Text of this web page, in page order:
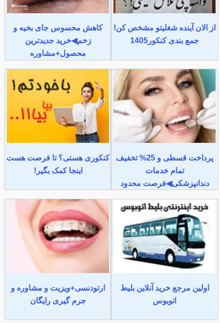
از الان آینده شغلیتو مشخص کن!
جمع بندی کنکور1405
کاهش محسوس جای بخیه و
زخم◀خرید جدیدترین
محصول+مشاوره
پرداخت قسطی و 25% تخفیف
تمام خدمات
دندانپزشکی◀فرصت محدود
کنکوری هستی؟ تا فرصت هست
اینجا کمک بگیر!
اولین مرجع خرید آنلاین بلیط
اتوبوس
ارتودنسی+ویزیت و مشاوره و
جرم گیری رایگان